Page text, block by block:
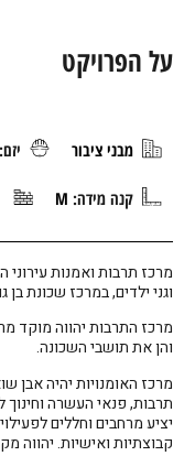
על הפרויקט
מבני ציבור
קנה מידה: M
מרכז תרבות ואמנות
וגני ילדים, במרכז שכונת
מרכז התרבות יהווה מוקד
והן את תושבי השכונה.
מרכז האומנויות יהיה אבן
תרבות, פנאי העשרה וחינוך
יציע מרחבים וחללים
קבוצתיות ואישיות. יהווה